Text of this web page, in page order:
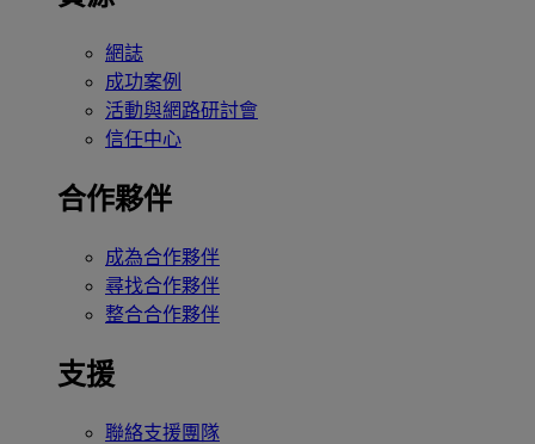
網誌
成功案例
活動與網路研討會
信任中心
合作夥伴
成為合作夥伴
尋找合作夥伴
整合合作夥伴
支援
聯絡支援團隊